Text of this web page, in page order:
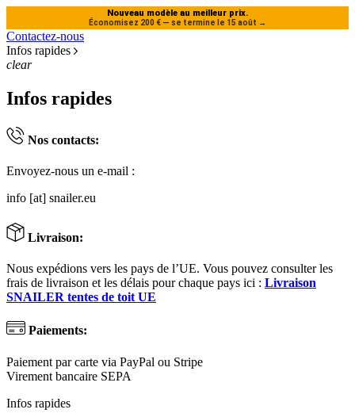
Nouveau modèle au meilleur prix.
Économisez 200 € — se termine le 15 août →
Contactez-nous
Infos rapides
clear
Infos rapides
Nos contacts:
Envoyez-nous un e-mail :
info [at] snailer.eu
Livraison:
Nous expédions vers les pays de l’UE. Vous pouvez consulter les
frais de livraison et les délais pour chaque pays ici : Livraison
SNAILER tentes de toit UE
Paiements:
Paiement par carte via PayPal ou Stripe
Virement bancaire SEPA
Infos rapides